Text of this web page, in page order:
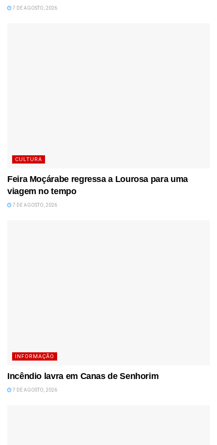
7 DE AGOSTO, 2026
CULTURA
Feira Moçárabe regressa a Lourosa para uma
viagem no tempo
7 DE AGOSTO, 2026
INFORMAÇÃO
Incêndio lavra em Canas de Senhorim
7 DE AGOSTO, 2026